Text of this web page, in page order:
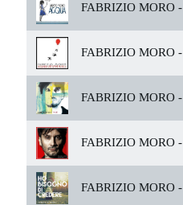
FABRIZIO MORO -
FABRIZIO MORO -
FABRIZIO MORO -
FABRIZIO MORO -
FABRIZIO MORO -